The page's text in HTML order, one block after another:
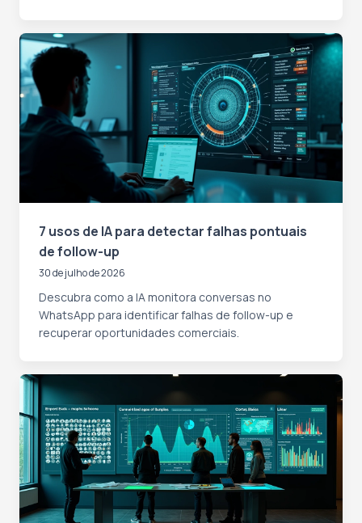
7 usos de IA para detectar falhas pontuais
de follow-up
30 de julho de 2026
Descubra como a IA monitora conversas no
WhatsApp para identificar falhas de follow-up e
recuperar oportunidades comerciais.